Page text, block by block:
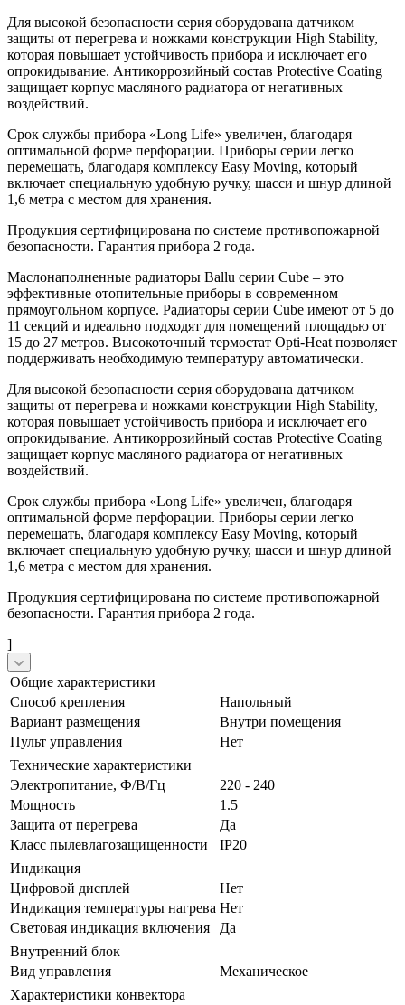
Для высокой безопасности серия оборудована датчиком
защиты от перегрева и ножками конструкции High Stability,
которая повышает устойчивость прибора и исключает его
опрокидывание. Антикоррозийный состав Protective Coating
защищает корпус масляного радиатора от негативных
воздействий.
Срок службы прибора «Long Life» увеличен, благодаря
оптимальной форме перфорации. Приборы серии легко
перемещать, благодаря комплексу Easy Moving, который
включает специальную удобную ручку, шасси и шнур длиной
1,6 метра с местом для хранения.
Продукция сертифицирована по системе противопожарной
безопасности. Гарантия прибора 2 года.
Маслонаполненные радиаторы Ballu серии Cube – это
эффективные отопительные приборы в современном
прямоугольном корпусе. Радиаторы серии Cube имеют от 5 до
11 секций и идеально подходят для помещений площадью от
15 до 27 метров. Высокоточный термостат Opti-Heat позволяет
поддерживать необходимую температуру автоматически.
Для высокой безопасности серия оборудована датчиком
защиты от перегрева и ножками конструкции High Stability,
которая повышает устойчивость прибора и исключает его
опрокидывание. Антикоррозийный состав Protective Coating
защищает корпус масляного радиатора от негативных
воздействий.
Срок службы прибора «Long Life» увеличен, благодаря
оптимальной форме перфорации. Приборы серии легко
перемещать, благодаря комплексу Easy Moving, который
включает специальную удобную ручку, шасси и шнур длиной
1,6 метра с местом для хранения.
Продукция сертифицирована по системе противопожарной
безопасности. Гарантия прибора 2 года.
]
Общие характеристики
Способ крепления
Напольный
Вариант размещения
Внутри помещения
Пульт управления
Нет
Технические характеристики
Электропитание, Ф/В/Гц
220 - 240
Мощность
1.5
Защита от перегрева
Да
Класс пылевлагозащищенности
IP20
Индикация
Цифровой дисплей
Нет
Индикация температуры нагрева Нет
Световая индикация включения
Да
Внутренний блок
Вид управления
Механическое
Характеристики конвектора